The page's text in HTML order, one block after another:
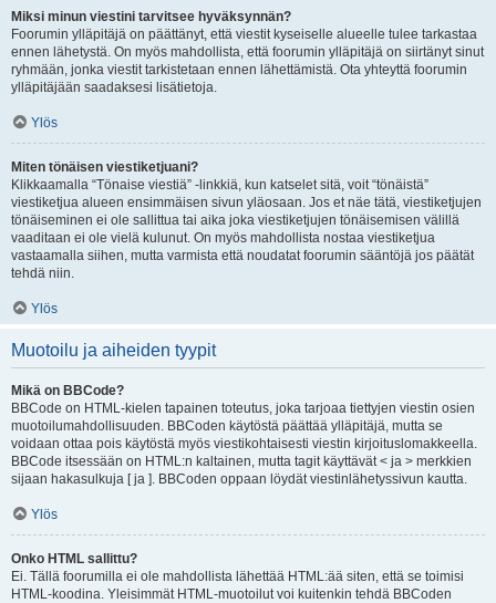
Miksi minun viestini tarvitsee hyväksynnän?
Foorumin ylläpitäjä on päättänyt, että viestit kyseiselle alueelle tulee tarkastaa
ennen lähetystä. On myös mahdollista, että foorumin ylläpitäjä on siirtänyt sinut
ryhmään, jonka viestit tarkistetaan ennen lähettämistä. Ota yhteyttä foorumin
ylläpitäjään saadaksesi lisätietoja.
Ylös
Miten tönäisen viestiketjuani?
Klikkaamalla “Tönaise viestiä” -linkkiä, kun katselet sitä, voit “tönäistä”
viestiketjua alueen ensimmäisen sivun yläosaan. Jos et näe tätä, viestiketjujen
tönäiseminen ei ole sallittua tai aika joka viestiketjujen tönäisemisen välillä
vaaditaan ei ole vielä kulunut. On myös mahdollista nostaa viestiketjua
vastaamalla siihen, mutta varmista että noudatat foorumin sääntöjä jos päätät
tehdä niin.
Ylös
Muotoilu ja aiheiden tyypit
Mikä on BBCode?
BBCode on HTML-kielen tapainen toteutus, joka tarjoaa tiettyjen viestin osien
muotoilumahdollisuuden. BBCoden käytöstä päättää ylläpitäjä, mutta se
voidaan ottaa pois käytöstä myös viestikohtaisesti viestin kirjoituslomakkeella.
BBCode itsessään on HTML:n kaltainen, mutta tagit käyttävät < ja > merkkien
sijaan hakasulkuja [ ja ]. BBCoden oppaan löydät viestinlähetyssivun kautta.
Ylös
Onko HTML sallittu?
Ei. Tällä foorumilla ei ole mahdollista lähettää HTML:ää siten, että se toimisi
HTML-koodina. Yleisimmät HTML-muotoilut voi kuitenkin tehdä BBCoden